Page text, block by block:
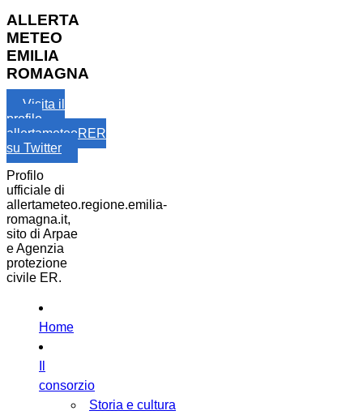
ALLERTA
METEO
EMILIA
ROMAGNA
Visita il
profilo
allertameteoRER
su Twitter
Profilo
ufficiale di
allertameteo.regione.emilia-
romagna.it,
sito di Arpae
e Agenzia
protezione
civile ER.
Home
consorzio
Storia e cultura